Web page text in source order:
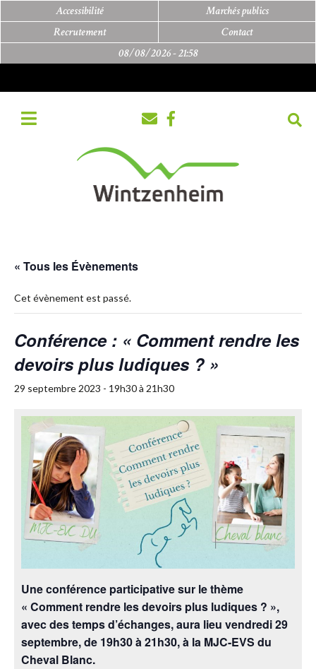
Accessibilité
Marchés publics
Recrutement
Contact
08/08/2026 -21:58
« Tous les Évènements
Cet évènement est passé.
Conférence : « Comment rendre les
devoirs plus ludiques ? »
29 septembre 2023 - 19h30à 21h30
Une conférence participative sur le thème
« Comment rendre les devoirs plus ludiques ? »,
avec des temps d’échanges, aura lieu vendredi 29
septembre, de 19h30 à 21h30, à la MJC-EVS du
Cheval Blanc.